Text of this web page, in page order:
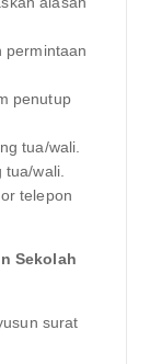
permintaan
penutup
tua/wali.
wali.
telepon
Sekolah
surat